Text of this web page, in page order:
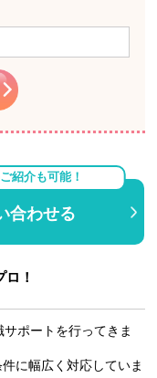
紹介も可能！
合わせる
！
ポートを行ってきま
に幅広く対応していま